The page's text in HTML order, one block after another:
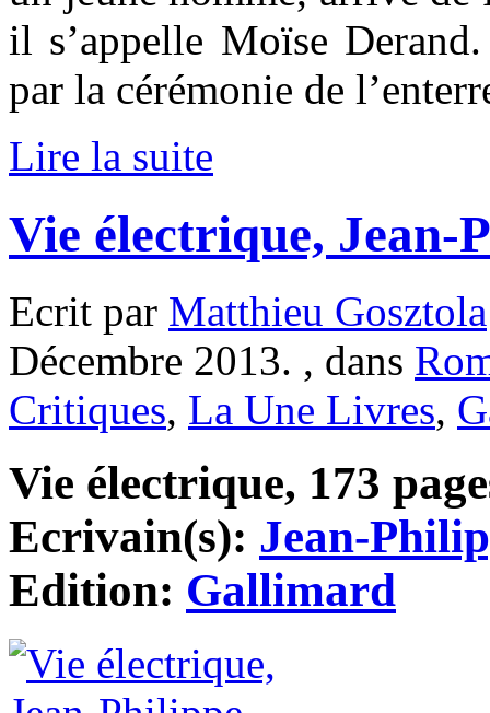
il s’appelle Moïse
par la cérémonie de
Lire la suite
Vie électrique, Jean-
Ecrit par Matthieu Gosztola
Décembre 2013. , dans
Critiques, La Une Livres,
Vie électrique, 173
Ecrivain(s): Jean-
Edition: Gallimard